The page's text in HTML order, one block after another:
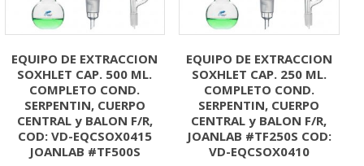
EQUIPO DE EXTRACCION
SOXHLET CAP. 500 ML.
COMPLETO COND.
SERPENTIN, CUERPO
CENTRAL y BALON F/R,
COD: VD-EQCSOX0415
JOANLAB #TF500S
EQUIPO DE EXTRACCION
SOXHLET CAP. 250 ML.
COMPLETO COND.
SERPENTIN, CUERPO
CENTRAL y BALON F/R,
JOANLAB #TF250S COD:
VD-EQCSOX0410